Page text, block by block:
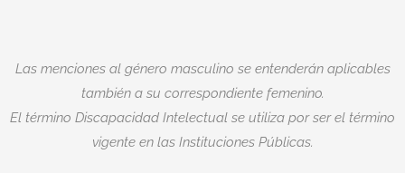
Las menciones al género masculino se entenderán aplicables
también a su correspondiente femenino.
El término Discapacidad Intelectual se utiliza por ser el término
vigente en las Instituciones Públicas.